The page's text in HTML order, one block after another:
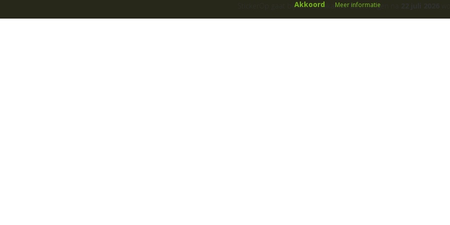
StickerOp gaat bijna met vakantie! Bestellingen na
Akkoord Meer informatie